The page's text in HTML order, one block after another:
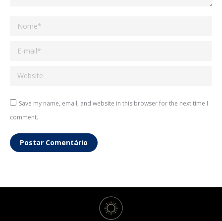
Nome *
E-mail *
Website
Save my name, email, and website in this browser for the next time I
comment.
Postar Comentário